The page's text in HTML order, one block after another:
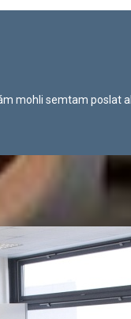
mohli semtam poslat